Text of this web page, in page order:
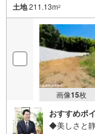
土地211.13m2
画像15枚
おすすめポ
◆美しさと